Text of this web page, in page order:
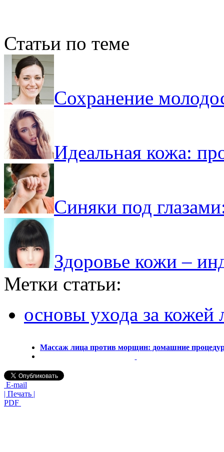
Статьи по теме
Сохранение
Идеальная кожа:
Синяки под
Здоровье кожи –
Метки статьи:
основы ухода за кожей
Массаж лица против морщин: домашние
E-mail
| Печать |
PDF